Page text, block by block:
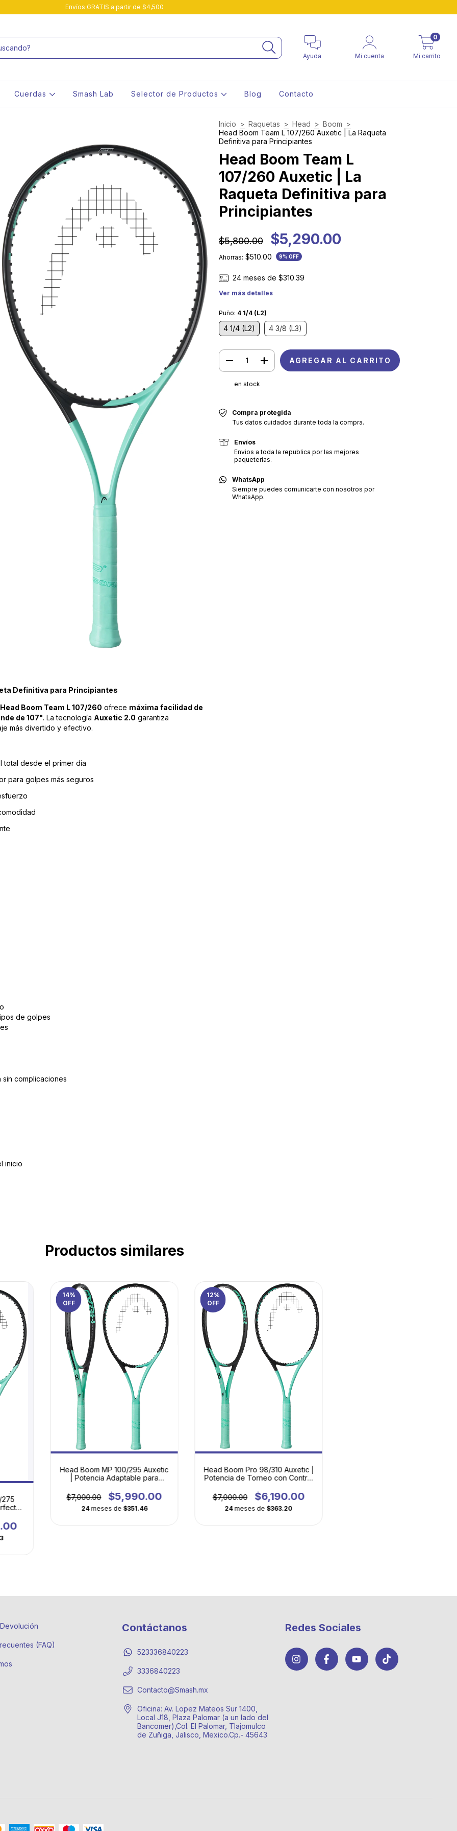
Envíos GRATIS a partir de $4,500
Ayuda Mi cuenta Mi carrito
0
Cuerdas Smash Lab Selector de Productos Blog Contacto
Definitiva para Principiantes
Head Boom Team L 107/260 ofrece máxima facilidad de
de 107". La tecnología Auxetic 2.0 garantiza
más divertido y efectivo.
total desde el primer día
para golpes más seguros
de golpes
complicaciones
inicio
Inicio > Raquetas > Head > Boom >
Head Boom Team L 107/260 Auxetic | La Raqueta
Definitiva para Principiantes
Head Boom Team L
107/260 Auxetic | La
Raqueta Definitiva para
Principiantes
$5,800.00 $5,290.00
Ahorras: $510.00 9% OFF
24 meses de $310.39
Ver más detalles
Puño: 4 1/4 (L2)
4 1/4 (L2) 4 3/8 (L3)
en stock
Compra protegida
Tus datos cuidados durante toda la compra.
Envíos
Envios a toda la republica por las mejores
paqueterias.
WhatsApp
Siempre puedes comunicarte con nosotros por
WhatsApp.
Productos similares
275
14%
OFF
Head Boom MP 100/295 Auxetic
| Potencia Adaptable para
$7,000.00
$5,990.00
24 meses de $351.46
12%
OFF
Head Boom Pro 98/310 Auxetic |
Potencia de Torneo con Control
$7,000.00
$6,190.00
24 meses de $363.20
(FAQ)
Contáctanos
523336840223
3336840223
Contacto@Smash.mx
Oficina: Av. Lopez Mateos Sur 1400,
Local J18, Plaza Palomar (a un lado del
Bancomer),Col. El Palomar, Tlajomulco
de Zuñiga, Jalisco, Mexico.Cp.- 45643
Redes Sociales